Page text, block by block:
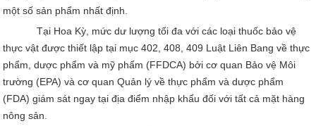
một số sản phẩm nhất định.
Tại Hoa Kỳ, mức dư lượng tối đa với các loại thuốc bảo vệ
thực vật được thiết lập tại mục 402, 408, 409 Luật Liên Bang về thực
phẩm, dược phẩm và mỹ phẩm (FFDCA) bởi cơ quan Bảo vệ Môi
trường (EPA) và cơ quan Quản lý về thực phẩm và dược phẩm
(FDA) giám sát ngay tại địa điểm nhập khẩu đối với tất cả mặt hàng
nông sản.